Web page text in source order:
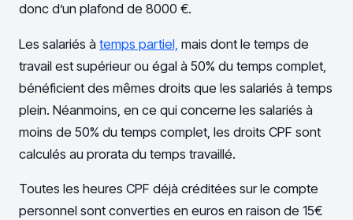
donc d’un plafond de 8000 €.
Les salariés à temps partiel, mais dont le temps de
travail est supérieur ou égal à 50% du temps complet,
bénéficient des mêmes droits que les salariés à temps
plein. Néanmoins, en ce qui concerne les salariés à
moins de 50% du temps complet, les droits CPF sont
calculés au prorata du temps travaillé.
Toutes les heures CPF déjà créditées sur le compte
personnel sont converties en euros en raison de 15€